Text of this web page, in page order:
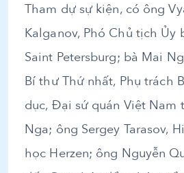
Tham dự sự kiện, có ông
Kalganov, Phó Chủ tịch Ủy
Saint Petersburg; bà Mai
Bí thư Thứ nhất, Phụ trách
dục, Đại sứ quán Việt Nam
Nga; ông Sergey Tarasov,
học Herzen; ông Nguyễn